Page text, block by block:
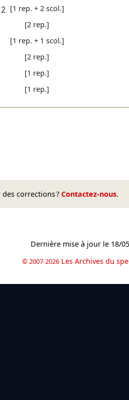
[1 rep. + 2 scol.]
[2 rep.]
[1 rep. + 1 scol.]
[2 rep.]
[1 rep.]
[1 rep.]
corrections ? Contactez-nous.
Dernière mise à jour le 18/
© 2007-2026 Les Archives du